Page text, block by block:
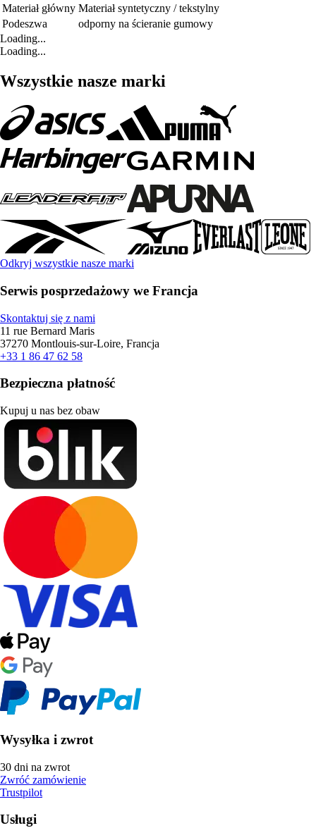
Materiał główny Materiał syntetyczny / tekstylny
Podeszwa
odporny na ścieranie gumowy
Loading...
Loading...
Wszystkie nasze marki
Odkryj wszystkie nasze marki
Serwis posprzedażowy we Francja
Skontaktuj się z nami
11 rue Bernard Maris
37270 Montlouis-sur-Loire, Francja
+33 1 86 47 62 58
Bezpieczna płatność
Kupuj u nas bez obaw
Wysyłka i zwrot
30 dni na zwrot
Zwróć zamówienie
Trustpilot
Usługi